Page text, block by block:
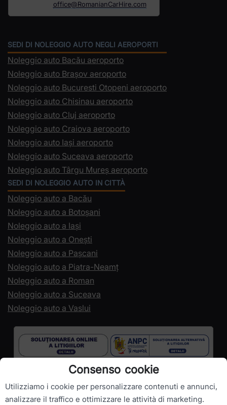
office@RomanianCarHire.com
SEDI DI NOLEGGIO AUTO NEGLI AEROPORTI
Noleggio auto Bacău aeroporto
Noleggio auto Brașov aeroporto
Noleggio auto Bucuresti Otopeni aeroporto
Noleggio auto Chisinau aeroporto
Noleggio auto Cluj aeroporto
Noleggio auto Craiova aeroporto
Noleggio auto Iași aeroporto
Noleggio auto Suceava aeroporto
Noleggio auto Târgu Mureș aeroporto
SEDI DI NOLEGGIO AUTO IN CITTÀ
Noleggio auto a Bacău
Noleggio auto a Botoșani
Noleggio auto a Iași
Noleggio auto a Onești
Noleggio auto a Pașcani
Noleggio auto a Piatra-Neamț
Noleggio auto a Roman
Noleggio auto a Suceava
Noleggio auto a Vaslui
Consenso cookie
Utilizziamo i cookie per personalizzare contenuti e annunci,
analizzare il traffico e ottimizzare le attività di marketing.